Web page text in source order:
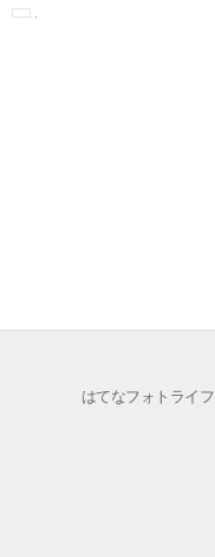
はてなフォトライフ